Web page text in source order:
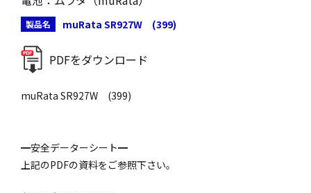
製品名 muRata SR927W (399)
PDFをダウンロード
muRata SR927W (399)
━安全データーシート━
上記のPDFの資料をご参照下さい。